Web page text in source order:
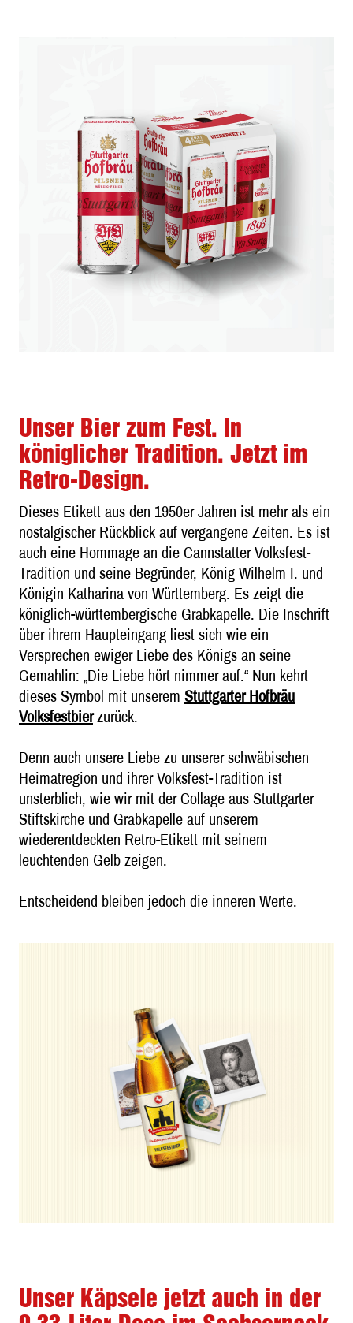
Unser Bier zum Fest. In
königlicher Tradition. Jetzt im
Retro-Design.
Dieses Etikett aus den 1950er Jahren ist mehr als ein
nostalgischer Rückblick auf vergangene Zeiten. Es ist
auch eine Hommage an die Cannstatter Volksfest-
Tradition und seine Begründer, König Wilhelm I. und
Königin Katharina von Württemberg. Es zeigt die
königlich-württembergische Grabkapelle. Die Inschrift
über ihrem Haupteingang liest sich wie ein
Versprechen ewiger Liebe des Königs an seine
Gemahlin: „Die Liebe hört nimmer auf.“ Nun kehrt
dieses Symbol mit unserem Stuttgarter Hofbräu
Volksfestbierzurück.
Denn auch unsere Liebe zu unserer schwäbischen
Heimatregion und ihrer Volksfest-Tradition ist
unsterblich, wie wir mit der Collage aus Stuttgarter
Stiftskirche und Grabkapelle auf unserem
wiederentdeckten Retro-Etikett mit seinem
leuchtenden Gelb zeigen.
Entscheidend bleiben jedoch die inneren Werte.
Unser Käpsele jetzt auch in der